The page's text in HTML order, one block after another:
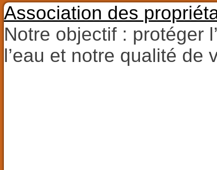
Association des
Notre objectif : protéger
l’eau et notre qualité de